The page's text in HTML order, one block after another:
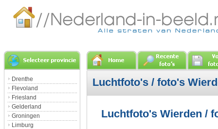
Drenthe
Flevoland
Friesland
Gelderland
Groningen
Limburg
Luchtfoto's / foto's
Luchtfoto's Wierden /